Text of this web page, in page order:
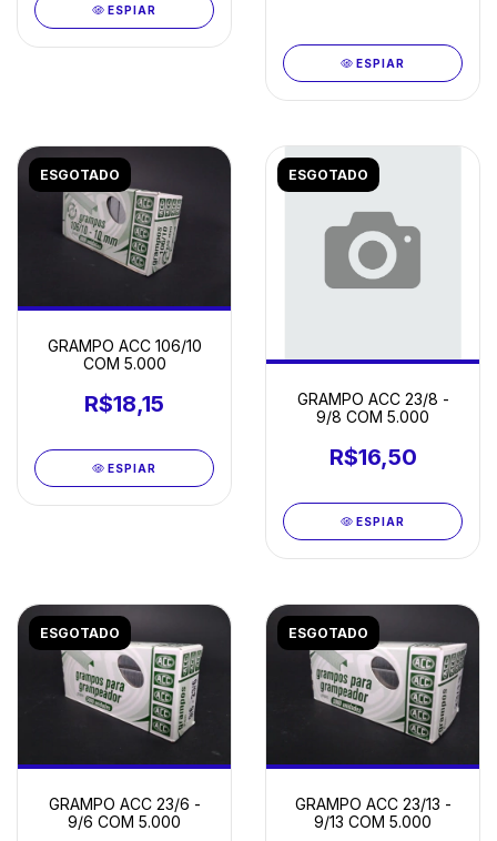
ESPIAR
ESPIAR
ESGOTADO
GRAMPO ACC 106/10
COM 5.000
R$18,15
ESPIAR
ESGOTADO
GRAMPO ACC 23/8 -
9/8 COM 5.000
R$16,50
ESPIAR
ESGOTADO
GRAMPO ACC 23/6 -
9/6 COM 5.000
ESGOTADO
GRAMPO ACC 23/13 -
9/13 COM 5.000